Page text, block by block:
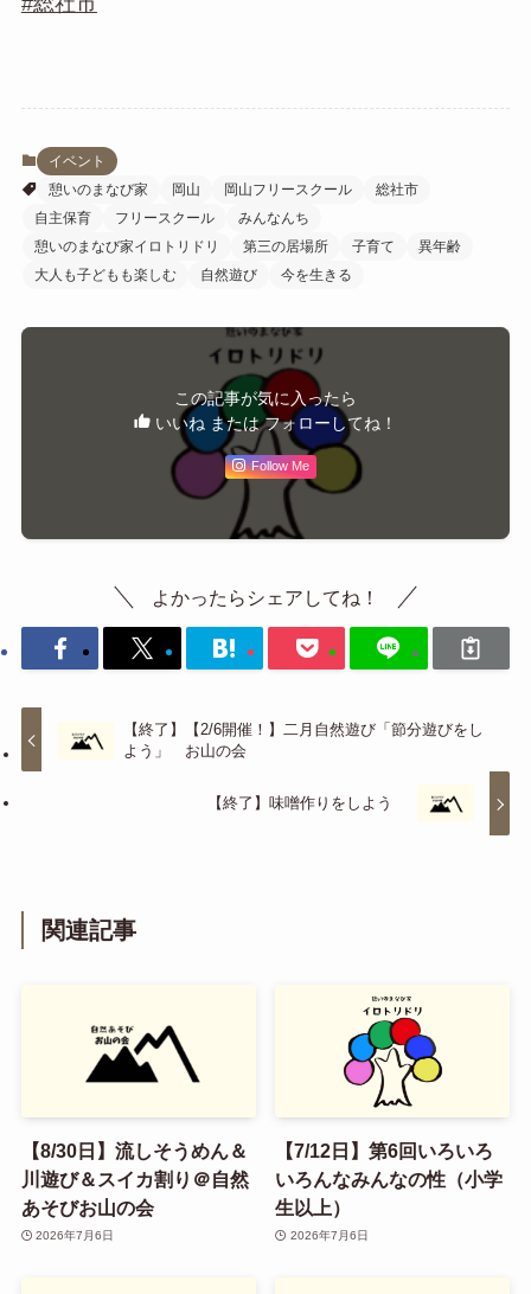
イベント
憩いのまなび家
岡山 岡山フリースクール
総社市
自主保育
フリースクール
みんなんち
憩いのまなび家イロトリドリ
第三の居場所 子育て
異年齢
大人も子どもも楽しむ
自然遊び 今を生きる
この記事が気に入ったら
いいね または フォローしてね！
Follow Me
よかったらシェアしてね！
【終了】【2/6開催！】二月自然遊び「節分遊びをし
よう」 お山の会
【終了】味噌作りをしよう
関連記事
【8/30日】流しそうめん＆
川遊び＆スイカ割り＠自然
あそびお山の会
2026年7月6日
【7/12日】第6回いろいろ
いろんなみんなの性（小学
生以上）
2026年7月6日